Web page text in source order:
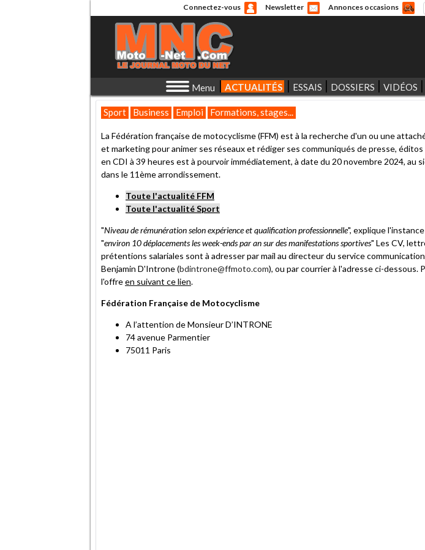
Connectez-vous Newsletter Annonces occasions
Menu ACTUALITÉS ESSAIS DOSSIERS VIDÉOS
Sport Business Emploi Formations, stages...
La Fédération française de motocyclisme (FFM) est à la recherche d'un ou une
et marketing pour animer ses réseaux et rédiger ses communiqués de presse,
en CDI à 39 heures est à pourvoir immédiatement, à date du 20 novembre 2024, au
dans le 11ème arrondissement.
Toute l'actualité FFM
Toute l'actualité Sport
"Niveau de rémunération selon expérience et qualification professionnelle", explique
"environ 10 déplacements les week-ends par an sur des manifestations sportives" Les CV,
prétentions salariales sont à adresser par mail au directeur du service
Benjamin D'Introne (bdintrone@ffmoto.com), ou par courrier à l'adresse ci-dessous.
l'offreen suivant ce lien.
Fédération Française de Motocyclisme
A l’attention de Monsieur D’INTRONE
74 avenue Parmentier
75011 Paris